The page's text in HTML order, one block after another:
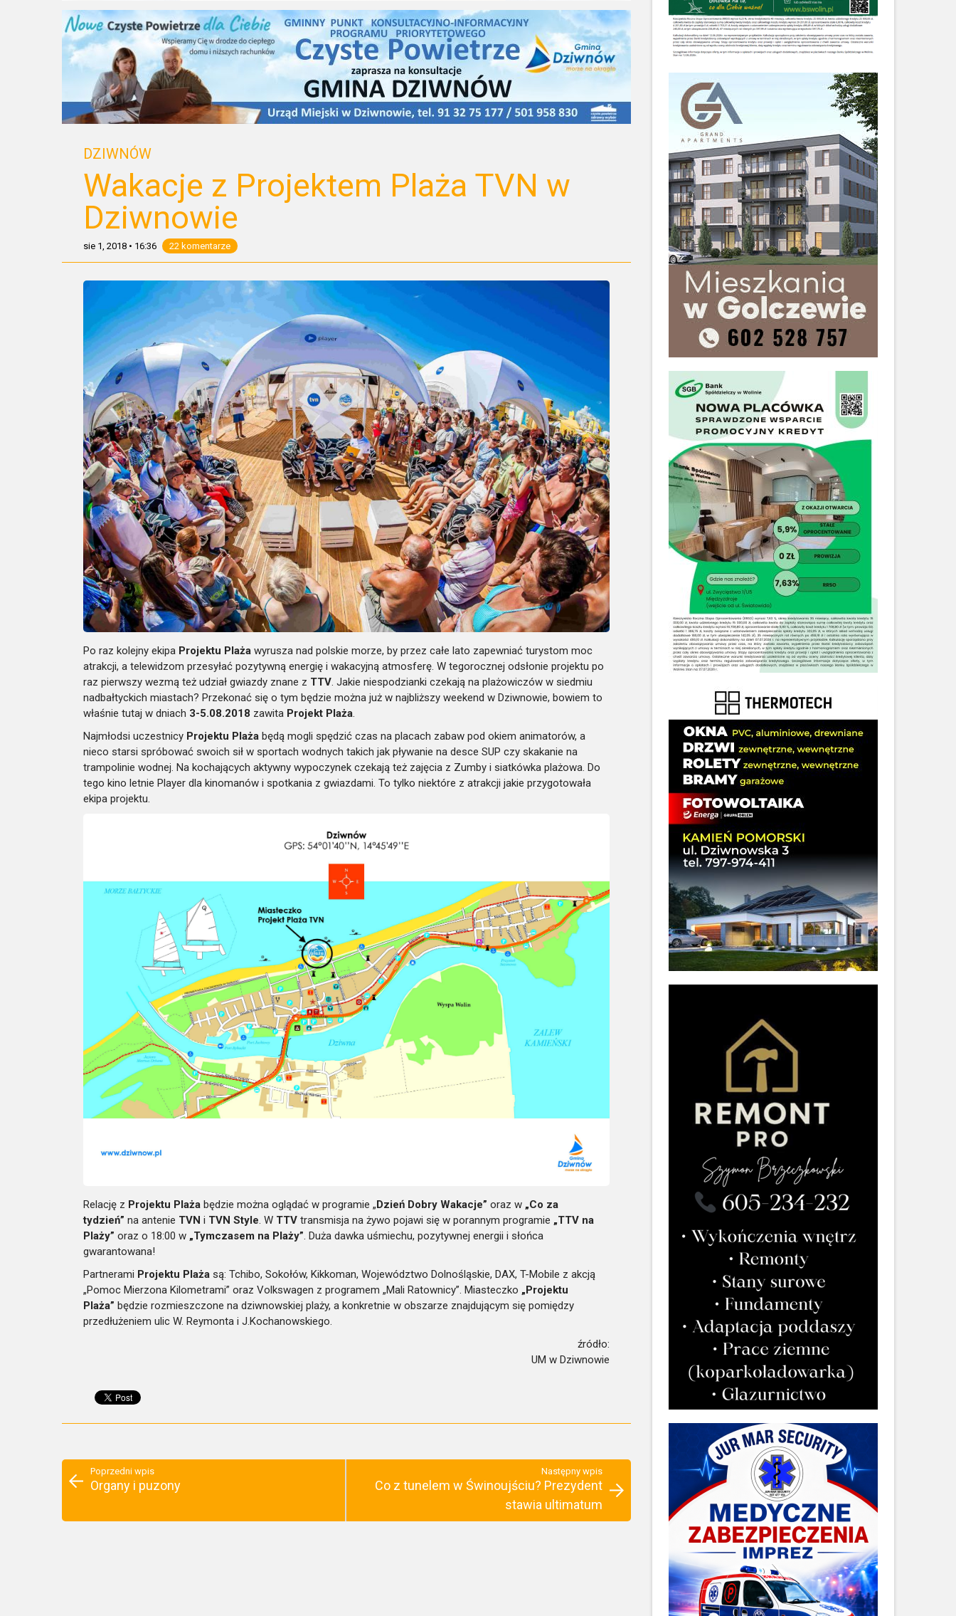
DZIWNÓW
Wakacje z Projektem Plaża TVN w
Dziwnowie
sie 1, 2018 • 16:36 22 komentarze
Po raz kolejny ekipa Projektu Plaża wyrusza nad polskie morze, by przez całe lato zapewniać turystom moc
atrakcji, a telewidzom przesyłać pozytywną energię i wakacyjną atmosferę. W tegorocznej odsłonie projektu po
raz pierwszy wezmą też udział gwiazdy znane z TTV . Jakie niespodzianki czekają na plażowiczów w siedmiu
nadbałtyckich miastach? Przekonać się o tym będzie można już w najbliższy weekend w Dziwnowie, bowiem to
właśnie tutaj w dniach 3-5.08.2018 zawita Projekt Plaża
Najmłodsi uczestnicy Projektu Plaża będą mogli spędzić czas na placach zabaw pod okiem animatorów, a
nieco starsi spróbować swoich sił w sportach wodnych takich jak pływanie na desce SUP czy skakanie na
trampolinie wodnej. Na kochających aktywny wypoczynek czekają też zajęcia z Zumby i siatkówka plażowa. Do
tego kino letnie Player dla kinomanów i spotkania z gwiazdami. To tylko niektóre z atrakcji jakie przygotowała
ekipa projektu.
Relację z Projektu Plaża będzie można oglądać w programie „Dzień Dobry Wakacje” oraz w „Co za
tydzień” na antenie TVN i TVN Style. W TTV transmisja na żywo pojawi się w porannym programie „TTV na
Plaży” oraz o 18:00 w „Tymczasem na Plaży”. Duża dawka uśmiechu, pozytywnej energii i słońca
gwarantowana!
Partnerami Projektu Plaża są: Tchibo, Sokołów, Kikkoman, Województwo Dolnośląskie, DAX, T-Mobile z akcją
„Pomoc Mierzona Kilometrami” oraz Volkswagen z programem „Mali Ratownicy”. Miasteczko „Projektu
Plaża” będzie rozmieszczone na dziwnowskiej plaży, a konkretnie w obszarze znajdującym się pomiędzy
przedłużeniem ulic W. Reymonta i J.Kochanowskiego.
źródło:
UM w Dziwnowie
Poprzedni wpis
Organy i puzony
Następny wpis
Co z tunelem w Świnoujściu? Prezydent
stawia ultimatum